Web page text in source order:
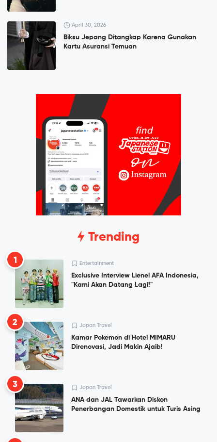
April 30, 2026
Biksu Jepang Ditangkap Karena Gunakan
Kartu Asuransi Temuan
Trending
1 Entertainment
Exclusive Interview Lienel AFA Indonesia,
"Kami Akan Datang Lagi!"
2 Japan Travel
Kamar Pokemon di Hotel MIMARU
Direnovasi, Jadi Makin Ajaib!
3 Japan Travel
ANA dan JAL Tawarkan Diskon
Penerbangan Domestik untuk Turis Asing